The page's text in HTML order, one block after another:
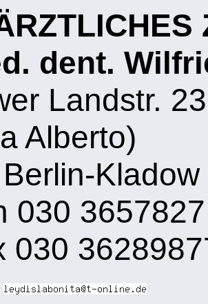
dent.
Landstr.
Alberto)
Kladow
030 3657827
030